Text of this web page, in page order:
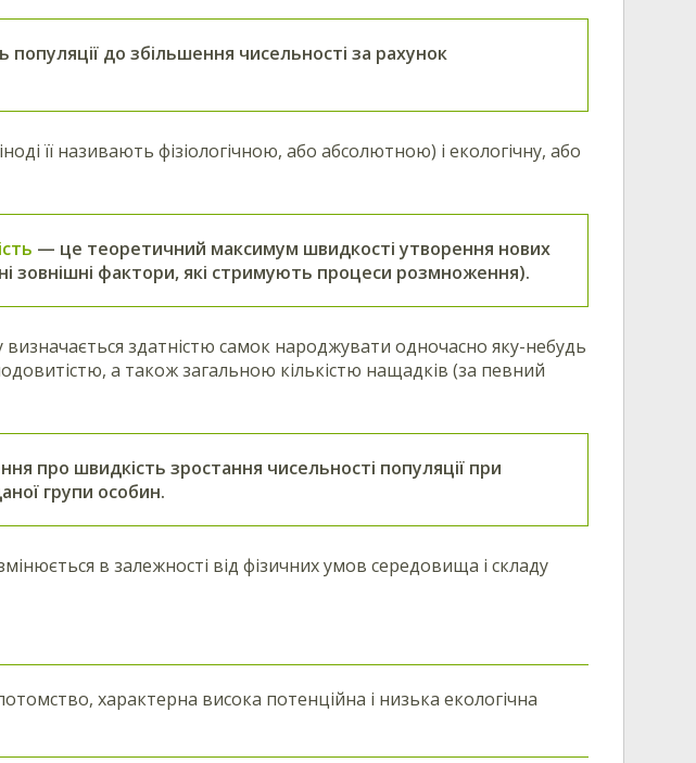
популяції до збільшення чисельності за рахунок
її називають фізіологічною, або абсолютною) і екологічну, або
— це теоретичний максимум швидкості утворення нових
зовнішні фактори, які стримують процеси розмноження).
здатністю самок народжувати одночасно яку-небудь
а також загальною кількістю нащадків (за певний
про швидкість зростання чисельності популяції при
групи особин.
в залежності від фізичних умов середовища і складу
характерна висока потенційна і низька екологічна